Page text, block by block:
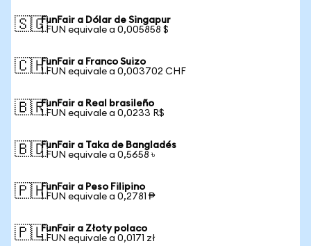
🇸🇬FunFair a Dólar de Singapur
1 FUN equivale a 0,005858 $
🇨🇭FunFair a Franco Suizo
1 FUN equivale a 0,003702 CHF
🇧🇷FunFair a Real brasileño
1 FUN equivale a 0,0233 R$
🇧🇩FunFair a Taka de Bangladés
1 FUN equivale a 0,5658 ৳
🇵🇭FunFair a Peso Filipino
1 FUN equivale a 0,2781 ₱
🇵🇱FunFair a Złoty polaco
1 FUN equivale a 0,0171 zł